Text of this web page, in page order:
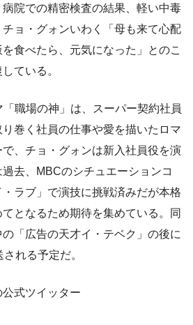
院での精密検査の結果、軽い中毒
ョ・グォンいわく「母も来て心配
食べたら、元気になった」とのこ
ている。
職場の神」は、スーパー契約社員
巻く社員の仕事や愛を描いたロマ
、チョ・グォンは新入社員役を演
去、MBCのシチュエーションコ
ラブ」で演技に挑戦済みだが本格
となるため期待を集めている。同
「広告の天才イ・テベク」の後に
れる予定だ。
式ツイッター